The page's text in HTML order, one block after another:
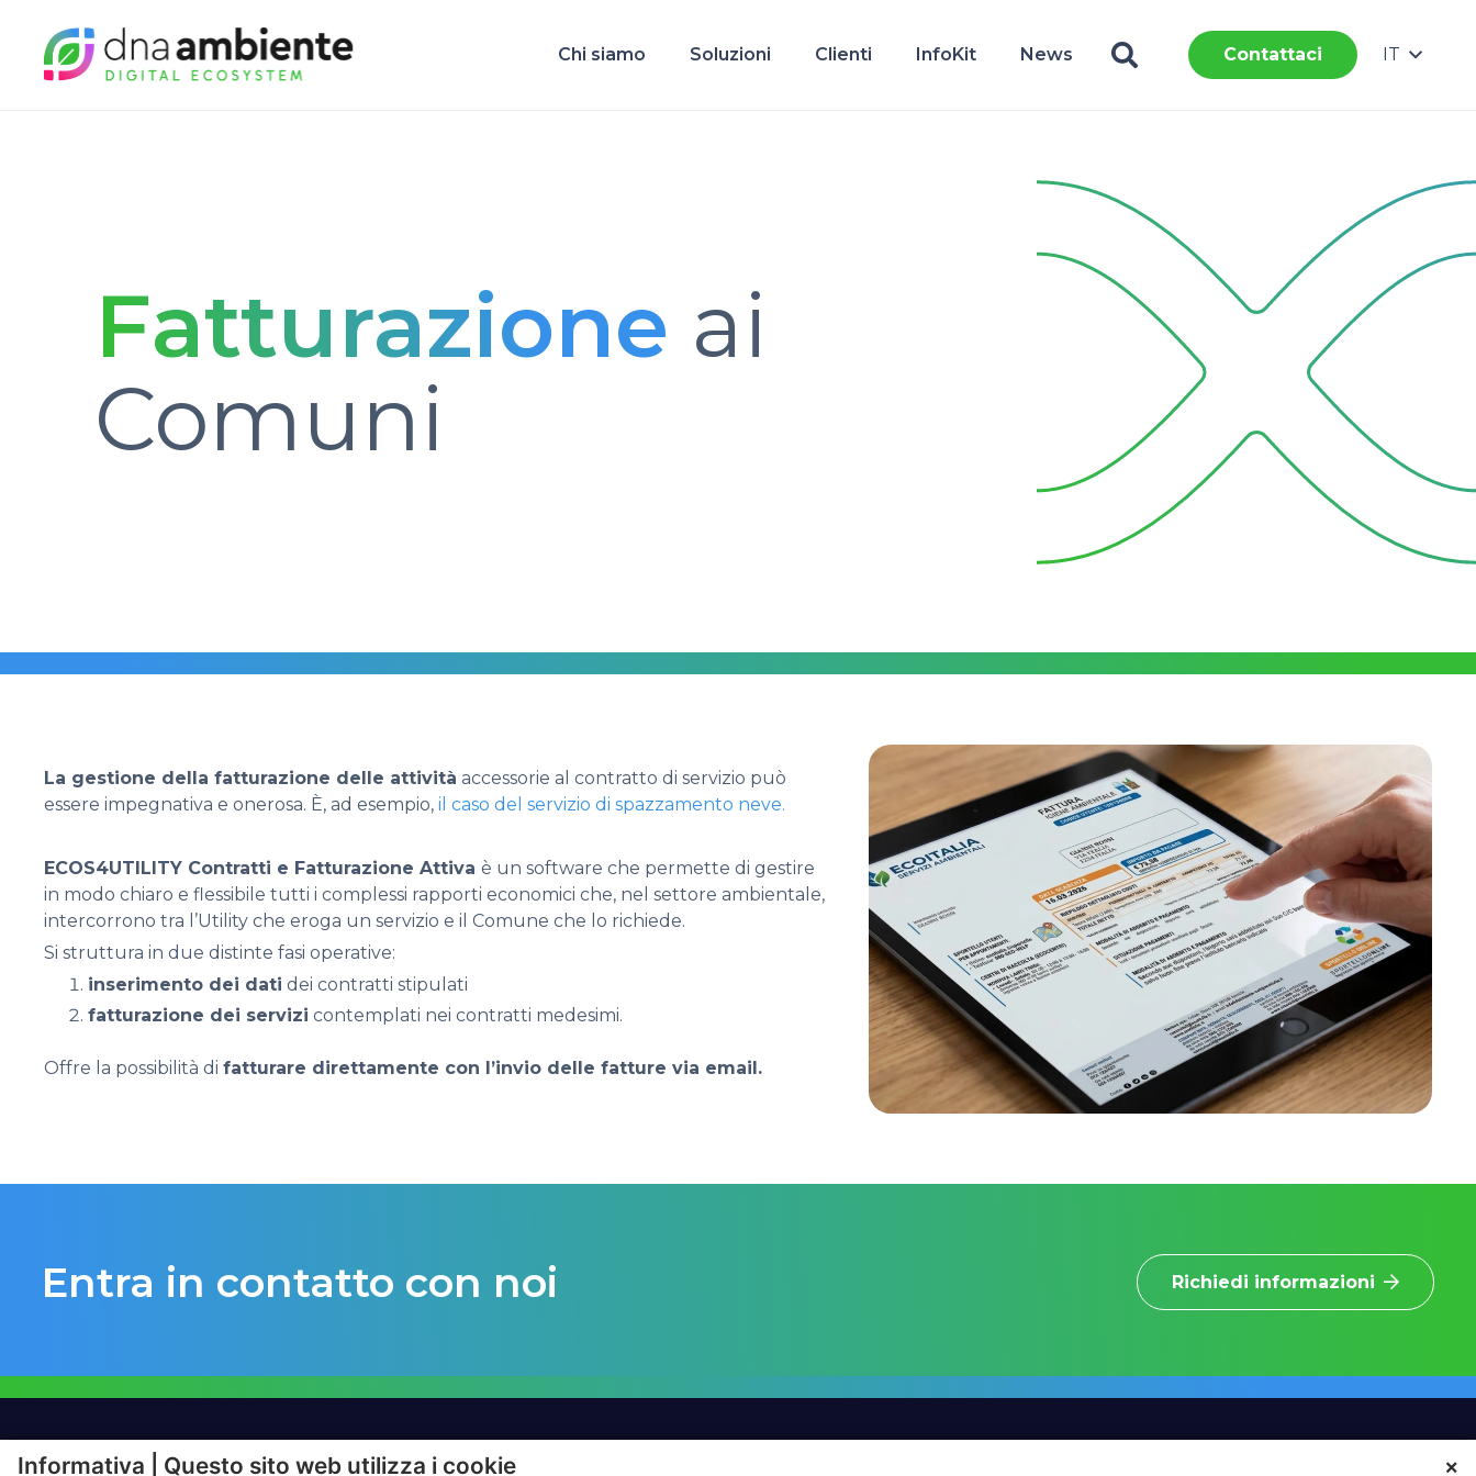
Chi siamo Soluzioni Clienti InfoKit News Contattaci IT
Fatturazione ai
Comuni
La gestione della fatturazione delle attività accessorie al contratto di servizio può
essere impegnativa e onerosa. È, ad esempio, il caso del servizio di spazzamento neve.
ECOS4UTILITY Contratti e Fatturazione Attiva è un software che permette di gestire
in modo chiaro e flessibile tutti i complessi rapporti economici che, nel settore ambientale,
intercorrono tra l’Utility che eroga un servizio e il Comune che lo richiede.
Si struttura in due distinte fasi operative:
inserimento dei dati dei contratti stipulati
fatturazione dei servizi contemplati nei contratti medesimi.
Offre la possibilità di fatturare direttamente con l’invio delle fatture via email.
Entra in contatto con noi Richiedi informazioni
Informativa | Questo sito web utilizza i cookie ×